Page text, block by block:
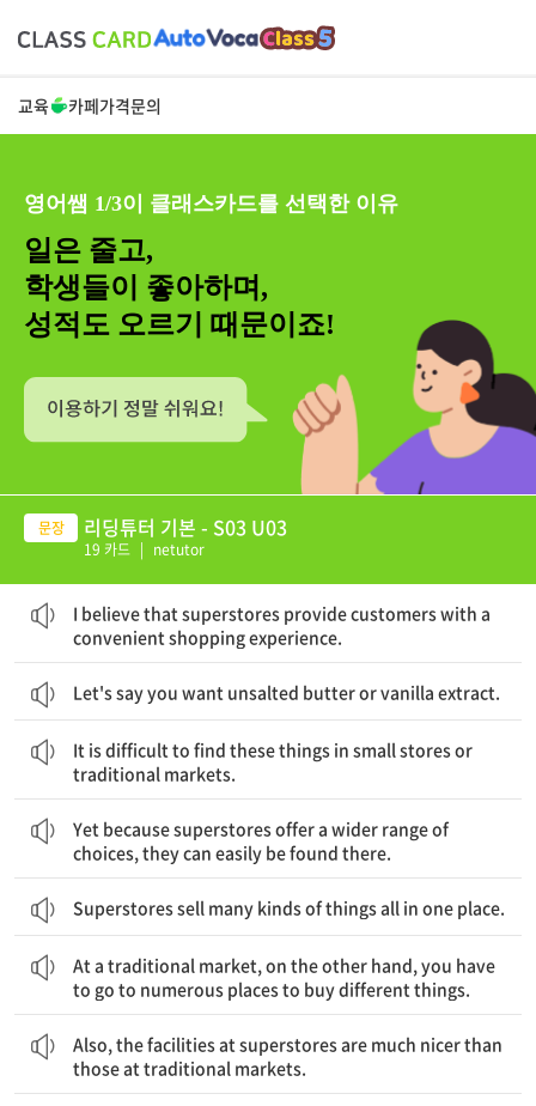
교육 카페가격문의
영어쌤 1/3이 클래스카드를 선택한 이유
일은 줄고,
학생들이 좋아하며,
성적도 오르기 때문이죠!
리딩튜터 기본 - S03 U03
19 카드 | netutor
I believe that superstores provide customers with a
convenient shopping experience.
Let's say you want unsalted butter or vanilla extract.
It is difficult to find these things in small stores or
traditional markets.
Yet because superstores offer a wider range of
choices, they can easily be found there.
Superstores sell many kinds of things all in one place.
At a traditional market, on the other hand, you have
to go to numerous places to buy different things.
Also, the facilities at superstores are much nicer than
those at traditional markets.